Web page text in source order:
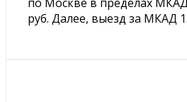
руб. Далее, выезд за МКАД